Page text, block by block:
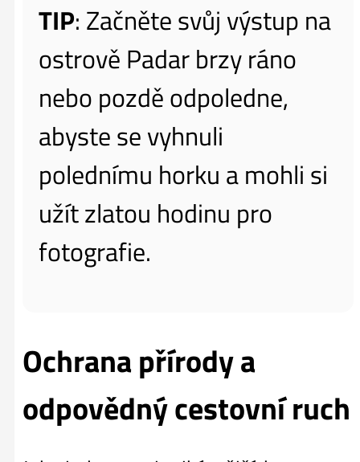
TIP: Začněte svůj výstup na
ostrově Padar brzy ráno
nebo pozdě odpoledne,
abyste se vyhnuli
polednímu horku a mohli si
užít zlatou hodinu pro
fotografie.
Ochrana přírody a
odpovědný cestovní ruch